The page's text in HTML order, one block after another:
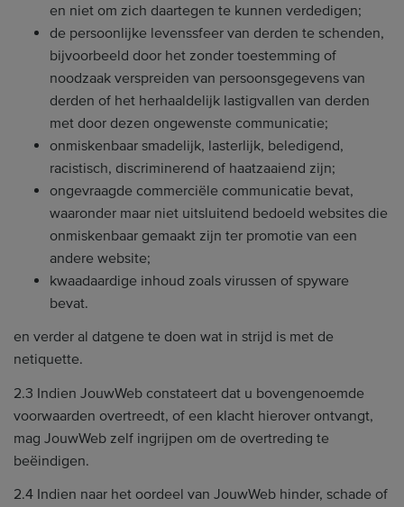
en niet om zich daartegen te kunnen verdedigen;
de persoonlijke levenssfeer van derden te schenden,
bijvoorbeeld door het zonder toestemming of
noodzaak verspreiden van persoonsgegevens van
derden of het herhaaldelijk lastigvallen van derden
met door dezen ongewenste communicatie;
onmiskenbaar smadelijk, lasterlijk, beledigend,
racistisch, discriminerend of haatzaaiend zijn;
ongevraagde commerciële communicatie bevat,
waaronder maar niet uitsluitend bedoeld websites die
onmiskenbaar gemaakt zijn ter promotie van een
andere website;
kwaadaardige inhoud zoals virussen of spyware
bevat.
en verder al datgene te doen wat in strijd is met de
netiquette.
2.3 Indien JouwWeb constateert dat u bovengenoemde
voorwaarden overtreedt, of een klacht hierover ontvangt,
mag JouwWeb zelf ingrijpen om de overtreding te
beëindigen.
2.4 Indien naar het oordeel van JouwWeb hinder, schade of